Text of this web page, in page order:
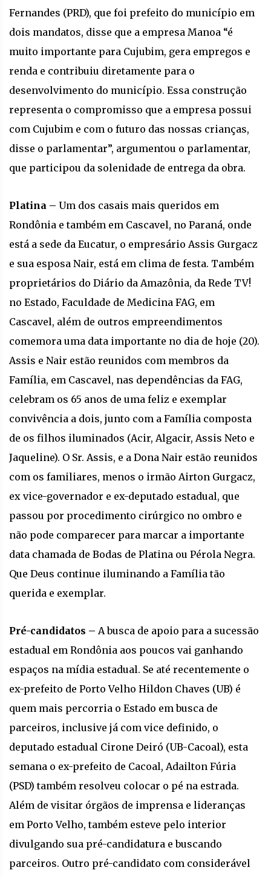
Fernandes (PRD), que foi prefeito do município em
dois mandatos, disse que a empresa Manoa “é
muito importante para Cujubim, gera empregos e
renda e contribuiu diretamente para o
desenvolvimento do município. Essa construção
representa o compromisso que a empresa possui
com Cujubim e com o futuro das nossas crianças,
disse o parlamentar”, argumentou o parlamentar,
que participou da solenidade de entrega da obra.
Platina – Um dos casais mais queridos em
Rondônia e também em Cascavel, no Paraná, onde
está a sede da Eucatur, o empresário Assis Gurgacz
e sua esposa Nair, está em clima de festa. Também
proprietários do Diário da Amazônia, da Rede TV!
no Estado, Faculdade de Medicina FAG, em
Cascavel, além de outros empreendimentos
comemora uma data importante no dia de hoje (20).
Assis e Nair estão reunidos com membros da
Família, em Cascavel, nas dependências da FAG,
celebram os 65 anos de uma feliz e exemplar
convivência a dois, junto com a Família composta
de os filhos iluminados (Acir, Algacir, Assis Neto e
Jaqueline). O Sr. Assis, e a Dona Nair estão reunidos
com os familiares, menos o irmão Airton Gurgacz,
ex vice-governador e ex-deputado estadual, que
passou por procedimento cirúrgico no ombro e
não pode comparecer para marcar a importante
data chamada de Bodas de Platina ou Pérola Negra.
Que Deus continue iluminando a Família tão
querida e exemplar.
Pré-candidatos – A busca de apoio para a sucessão
estadual em Rondônia aos poucos vai ganhando
espaços na mídia estadual. Se até recentemente o
ex-prefeito de Porto Velho Hildon Chaves (UB) é
quem mais percorria o Estado em busca de
parceiros, inclusive já com vice definido, o
deputado estadual Cirone Deiró (UB-Cacoal), esta
semana o ex-prefeito de Cacoal, Adailton Fúria
(PSD) também resolveu colocar o pé na estrada.
Além de visitar órgãos de imprensa e lideranças
em Porto Velho, também esteve pelo interior
divulgando sua pré-candidatura e buscando
parceiros. Outro pré-candidato com considerável